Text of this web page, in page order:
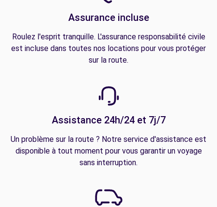
Assurance incluse
Roulez l'esprit tranquille. L'assurance responsabilité civile
est incluse dans toutes nos locations pour vous protéger
sur la route.
Assistance 24h/24 et 7j/7
Un problème sur la route ? Notre service d'assistance est
disponible à tout moment pour vous garantir un voyage
sans interruption.